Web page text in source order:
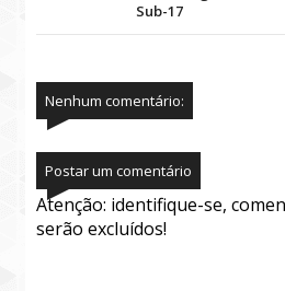
Sub-17
Nenhum comentário:
Postar um comentário
Atenção: identifique-se,
serão excluídos!